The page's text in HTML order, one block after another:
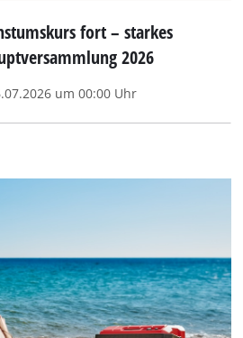
fort – starkes
2026
um 00:00 Uhr